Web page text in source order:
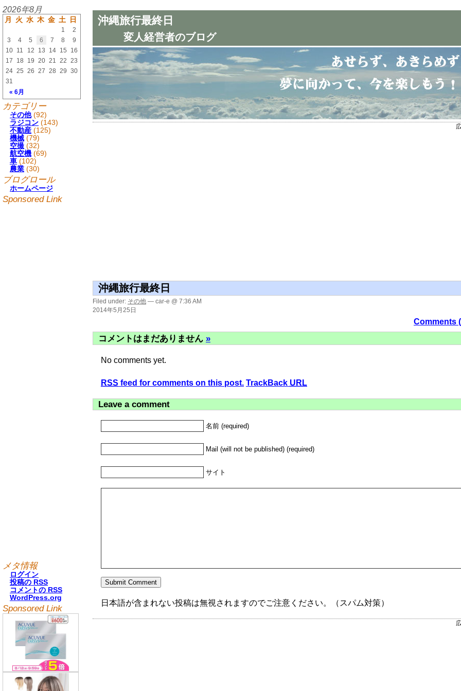
沖縄旅行最終日
変人経営者のブログ
沖縄旅行最終日
Filed under: その他 — car-e @ 7:36 AM
2014年5月25日
Comments
コメントはまだありません »
No comments yet.
RSS feed for comments on this post. TrackBack URL
Leave a comment
名前 (required)
Mail (will not be published) (required)
サイト
日本語が含まれない投稿は無視されますのでご注意ください。（スパム対策）
2026年8月
月 火 水 木 金 土 日
« 6月
1
2
3
4 5 6 7 8
9
10
11 12 13 14 15
16
17
18 19 20 21 22 23
24 25 26 27 28 29 30
31
カテゴリー
その他(92)
ラジコン (143)
不動産 (125)
機械 (79)
空撮 (32)
航空機 (69)
車 (102)
農業 (30)
ブログロール
ホームページ
Sponsored Link
メタ情報
ログイン
投稿の RSS
コメントの RSS
WordPress.org
Sponsored Link